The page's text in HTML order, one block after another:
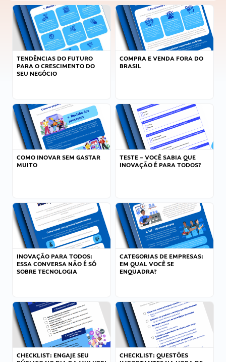
TENDÊNCIAS DO FUTURO
PARA O CRESCIMENTO DO
SEU NEGÓCIO
COMPRA E VENDA FORA DO
BRASIL
COMO INOVAR SEM GASTAR
MUITO
TESTE – VOCÊ SABIA QUE
INOVAÇÃO É PARA TODOS?
INOVAÇÃO PARA TODOS:
ESSA CONVERSA NÃO É SÓ
SOBRE TECNOLOGIA
CATEGORIAS DE EMPRESAS:
EM QUAL VOCÊ SE
ENQUADRA?
CHECKLIST: ENGAJE SEU
CHECKLIST: QUESTÕES